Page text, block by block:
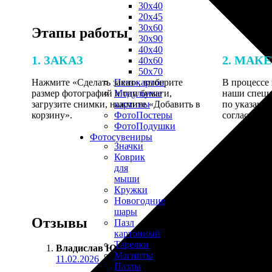
30х40
20х45
30х60
30х90
40х40
40х60
50х70
Пенокартон
Модульные
картины
ФотоПостеры
ФотоПодушки
Фотоcувениры
Значки
Коврик
для
мыши
Кружки
Новогодние
шары
Пазл
картонный
Тарелки
Магниты
Пазлы
Этапы работы
1. ЗАКАЗ
Нажмите «Сделать заказ», выберите
размер фотографий и тип бумаги,
загрузите снимки, нажмите «Добавить в
корзину».
2.
В процессе
наши
по
Отзывы
Владислав Ю. :
11.02.2026